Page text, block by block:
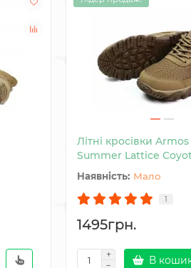
Літні кросівки
Summer Lattice
Мало
1
1495грн.
В